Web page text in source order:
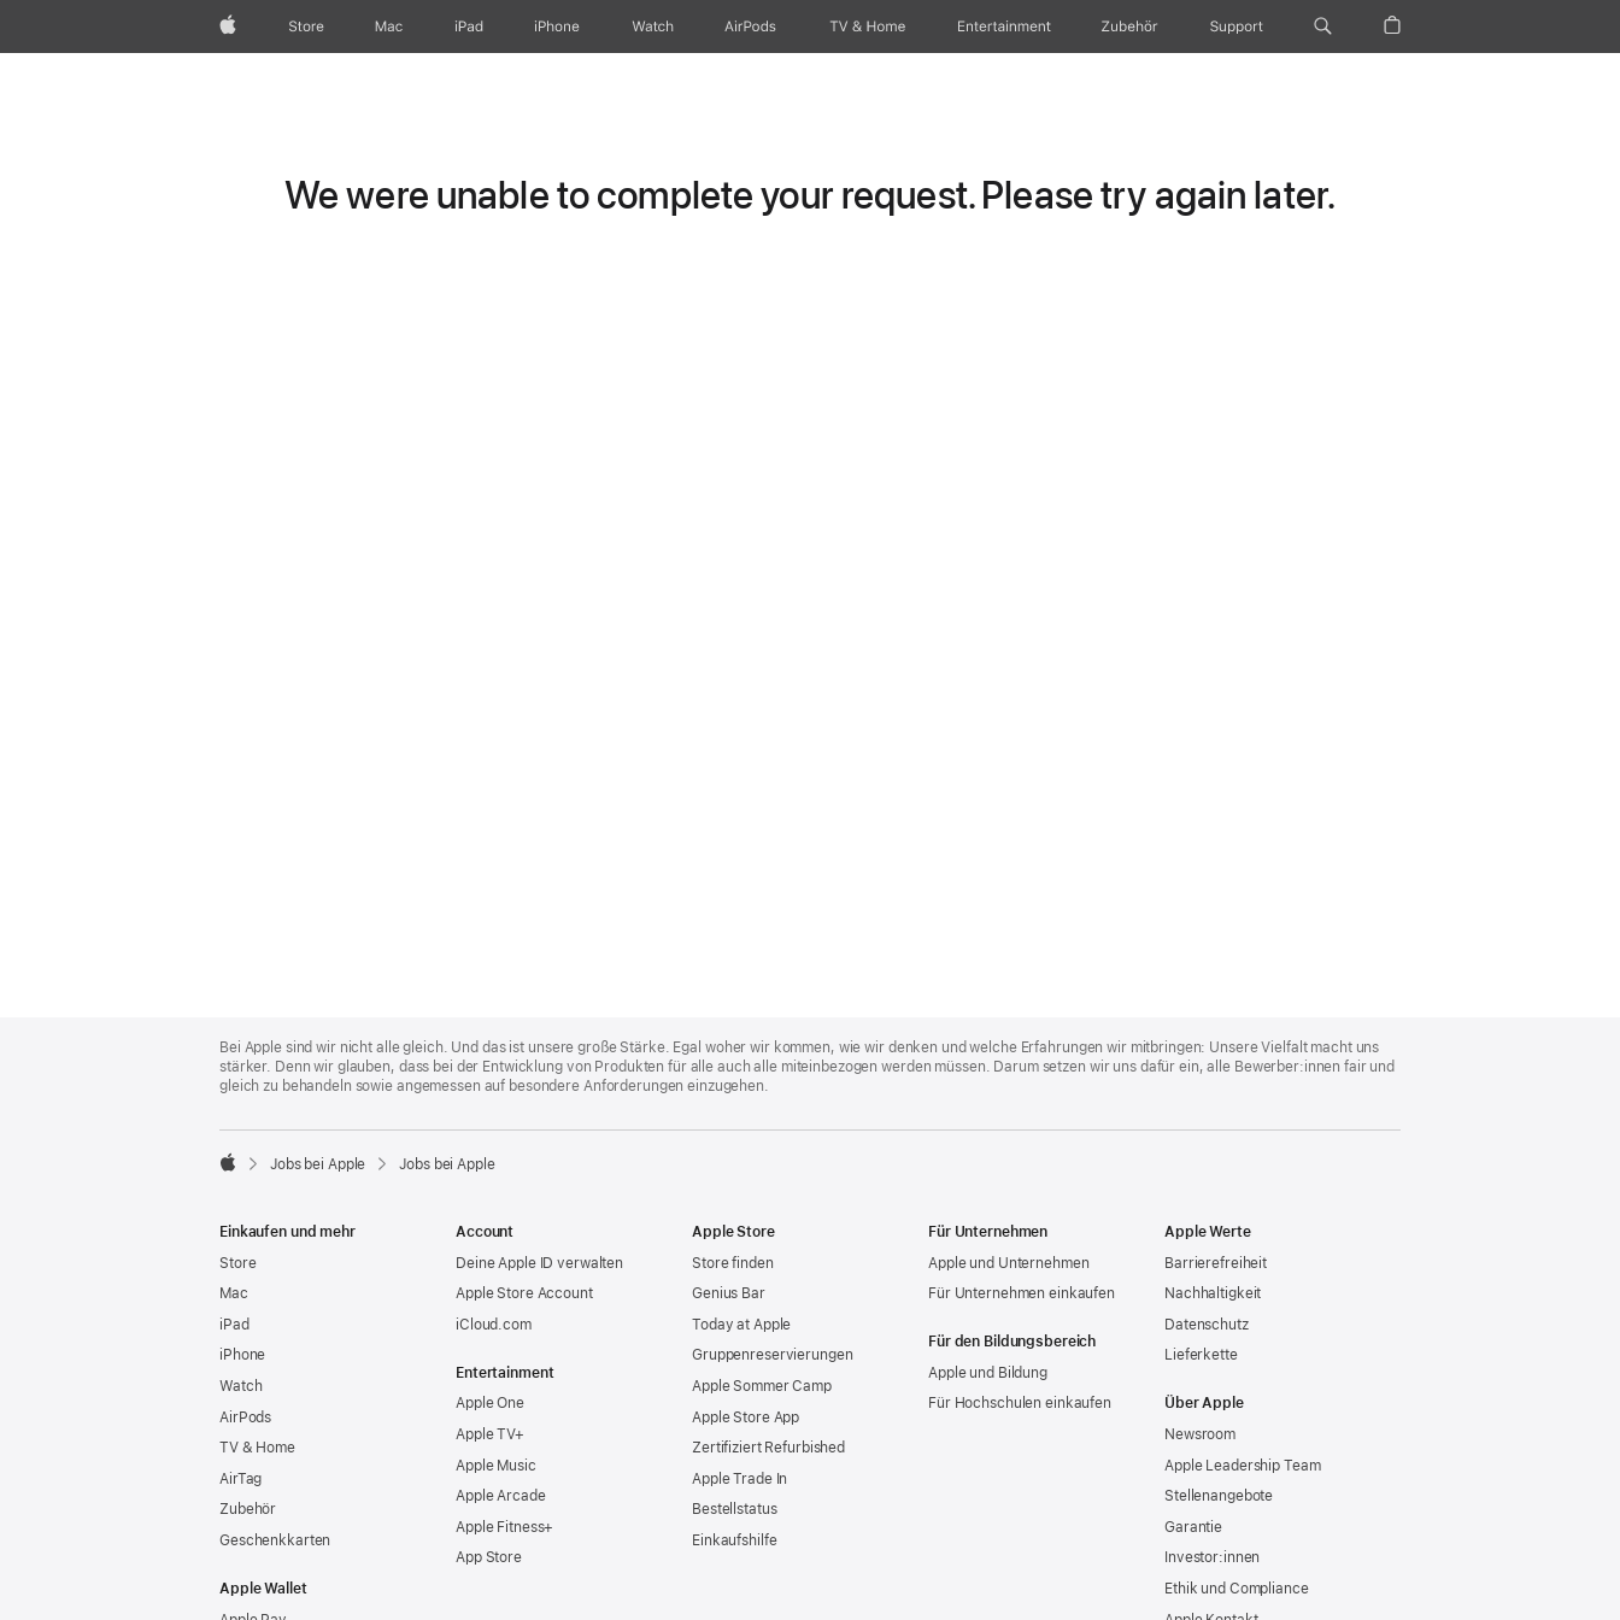
Apple Store Mac iPad iPhone Watch AirPods TV & Home Entertainment Zubehör Support
We were unable to complete your request. Please try again later.
Footer
Bei Apple sind wir nicht alle gleich. Und das ist unsere große Stärke. Egal woher wir kommen, wie wir denken und welche Erfahrungen wir mitbringen: Unsere Vielfalt macht uns
stärker. Denn wir glauben, dass bei der Entwicklung von Produkten für alle auch alle miteinbezogen werden müssen. Darum setzen wir uns dafür ein, alle Bewerber:innen fair und
gleich zu behandeln sowie angemessen auf besondere Anforderungen einzugehen.

Jobs bei Apple Jobs bei Apple
Einkaufen und mehr
Store
Mac
iPad
iPhone
Watch
AirPods
TV & Home
AirTag
Zubehör
Geschenkkarten
Apple Wallet
Account
Deine Apple ID verwalten
Apple Store Account
iCloud.com
Entertainment
Apple One
Apple TV+
Apple Music
Apple Arcade
Apple Fitness+
App Store
Apple Store
Store finden
Genius Bar
Today at Apple
Gruppen­reservierungen
Apple Sommer Camp
Apple Store App
Zertifiziert Refurbished
Apple Trade In
Bestellstatus
Einkaufshilfe
Für Unternehmen
Apple und Unternehmen
Für Unternehmen einkaufen
Für den Bildungsbereich
Apple und Bildung
Für Hochschulen einkaufen
Apple Werte
Barrierefreiheit
Nachhaltigkeit
Datenschutz
Lieferkette
Über Apple
Newsroom
Apple Leadership Team
Stellenangebote
Garantie
Investor:innen
Ethik und Compliance